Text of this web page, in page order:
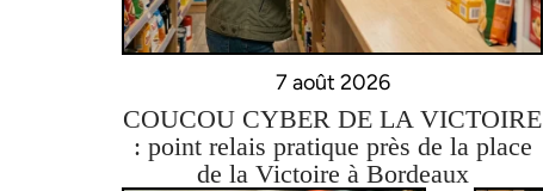
7 août 2026
COUCOU CYBER DE LA VICTOIRE
: point relais pratique près de la place
de la Victoire à Bordeaux